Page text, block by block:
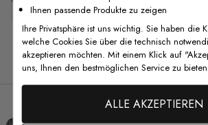
Verwandte
Ihnen passende Produkte zu zeigen
Ihre Privatsphäre ist uns wichtig. Sie haben die
welche Cookies Sie über die technisch
akzeptieren möchten. Mit einem Klick auf
uns, Ihnen den bestmöglichen Service zu
ALLE AKZEPTIEREN